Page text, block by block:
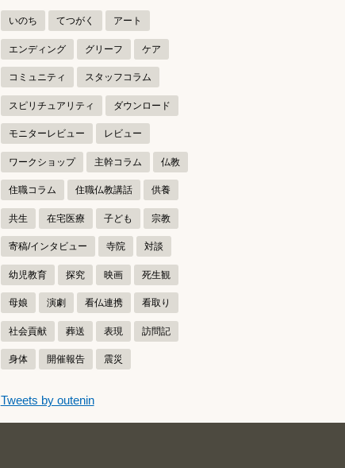
いのち てつがく アート
エンディング グリーフ ケア
コミュニティ スタッフコラム
スピリチュアリティ ダウンロード
モニターレビュー レビュー
ワークショップ 主幹コラム 仏教
住職コラム 住職仏教講話 供養
共生 在宅医療 子ども 宗教
寄稿/インタビュー 寺院 対談
幼児教育 探究 映画 死生観
母娘 演劇 看仏連携 看取り
社会貢献 葬送 表現 訪問記
身体 開催報告 震災
つぶやきをスキップする
Tweets by outenin